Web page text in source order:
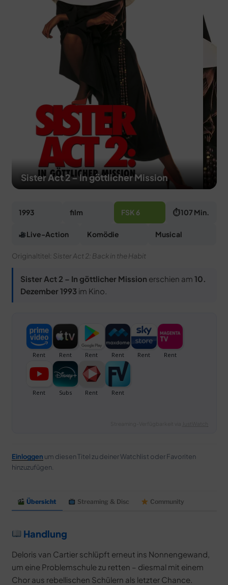
DEALS
Sister Act 2 – In göttlicher Mission
1993 film FSK 6 ⏱ 107 Min.
Live-Action Komödie Musical
Originaltitel: Sister Act 2: Back in the Habit
Sister Act 2 – In göttlicher Mission erschien am 10.
Dezember 1993im Kino.
Einloggen um diesen Titel zu deiner Watchlist oder Favoriten
hinzuzufügen.
Übersicht Streaming & Disc Community
Handlung
Deloris van Cartier schlüpft erneut ins Nonnengewand,
um eine Problemschule zu retten – diesmal mit einem
Chor aus rebellischen Schülern als letzter Chance.